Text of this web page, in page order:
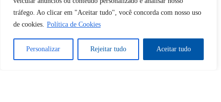
tráfego. Ao clicar em "Aceitar tudo", você concorda com nosso uso
de cookies. Política de Cookies
Personalizar Rejeitar tudo Aceitar tudo
Sim